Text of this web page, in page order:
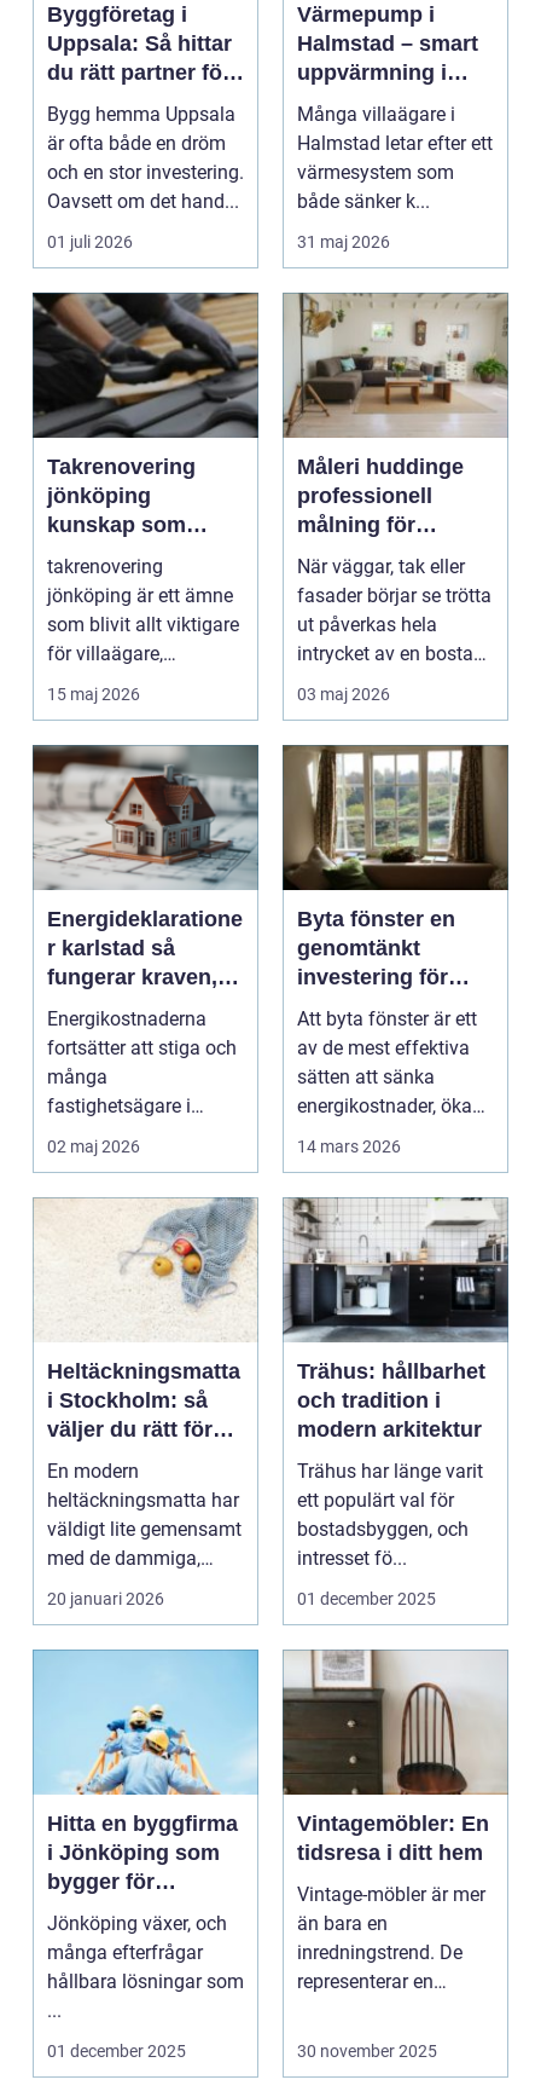
Byggföretag i
Uppsala: Så hittar
du rätt partner för
ditt projekt
Bygg hemma Uppsala
är ofta både en dröm
och en stor investering.
Oavsett om det hand...
01 juli 2026
Värmepump i
Halmstad – smart
uppvärmning i
kustklimat
Många villaägare i
Halmstad letar efter ett
värmesystem som
både sänker k...
31 maj 2026
Takrenovering
jönköping
kunskap som
förlänger takets
livslängd
takrenovering
jönköping är ett ämne
som blivit allt viktigare
för villaägare,
bostadsrättsföreningar
15 maj 2026
Måleri huddinge
professionell
målning för
hållbara och
snygga resultat
När väggar, tak eller
fasader börjar se trötta
ut påverkas hela
intrycket av en bostad
eller fastigh...
03 maj 2026
Energideklaratione
r karlstad så
fungerar kraven,
processen och
nyttan
Energikostnaderna
fortsätter att stiga och
många
fastighetsägare i
Karlstad funderar på
hur de kan m...
02 maj 2026
Byta fönster en
genomtänkt
investering för
hem och plånbok
Att byta fönster är ett
av de mest effektiva
sätten att sänka
energikostnader, öka
boendekomfort och...
14 mars 2026
Heltäckningsmatta
i Stockholm: så
väljer du rätt för
hem och kontor
En modern
heltäckningsmatta har
väldigt lite gemensamt
med de dammiga,
svårstäd...
20 januari 2026
Trähus: hållbarhet
och tradition i
modern arkitektur
Trähus har länge varit
ett populärt val för
bostadsbyggen, och
intresset fö...
01 december 2025
Hitta en byggfirma
i Jönköping som
bygger för
framtiden
Jönköping växer, och
många efterfrågar
hållbara lösningar som
...
01 december 2025
Vintagemöbler: En
tidsresa i ditt hem
Vintage-möbler är mer
än bara en
inredningstrend. De
representerar en
30 november 2025